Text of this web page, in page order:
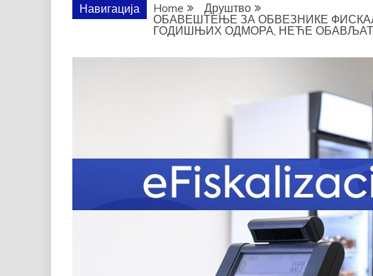
Навигација Home
Друштво
ОБАВЕШТЕЊЕ ЗА ОБВЕЗНИКЕ
ГОДИШЊИХ ОДМОРА, НЕЋЕ